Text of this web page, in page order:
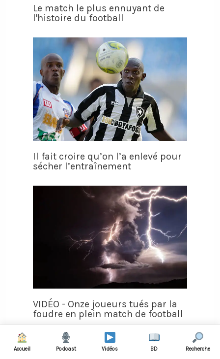
Le match le plus ennuyant de
l'histoire du football
Il fait croire qu’on l’a enlevé pour
sécher l’entraînement
VIDÉO - Onze joueurs tués par la
foudre en plein match de football
Accueil Podcast Vidéos BD Recherche